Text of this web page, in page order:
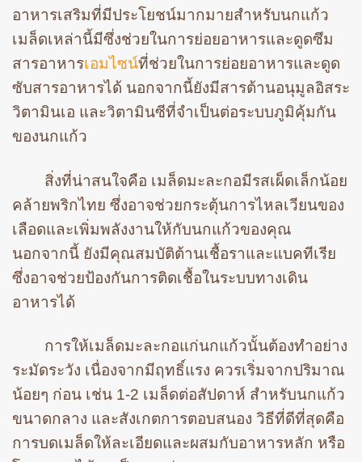
อาหารเสริมที่มีประโยชน์มากมายสำหรับนกแก้ว
เมล็ดเหล่านี้มีซึ่งช่วยในการย่อยอาหารและดูดซึม
สารอาหารเอมไซน์ที่ช่วยในการย่อยอาหารและดูด
ซับสารอาหารได้ นอกจากนี้ยังมีสารต้านอนุมูลอิสระ
วิตามินเอ และวิตามินซีที่จำเป็นต่อระบบภูมิคุ้มกัน
ของนกแก้ว
สิ่งที่น่าสนใจคือ เมล็ดมะละกอมีรสเผ็ดเล็กน้อย
คล้ายพริกไทย ซึ่งอาจช่วยกระตุ้นการไหลเวียนของ
เลือดและเพิ่มพลังงานให้กับนกแก้วของคุณ
นอกจากนี้ ยังมีคุณสมบัติต้านเชื้อราและแบคทีเรีย
ซึ่งอาจช่วยป้องกันการติดเชื้อในระบบทางเดิน
อาหารได้
การให้เมล็ดมะละกอแก่นกแก้วนั้นต้องทำอย่าง
ระมัดระวัง เนื่องจากมีฤทธิ์แรง ควรเริ่มจากปริมาณ
น้อยๆ ก่อน เช่น 1-2 เมล็ดต่อสัปดาห์ สำหรับนกแก้ว
ขนาดกลาง และสังเกตการตอบสนอง วิธีที่ดีที่สุดคือ
การบดเมล็ดให้ละเอียดและผสมกับอาหารหลัก หรือ